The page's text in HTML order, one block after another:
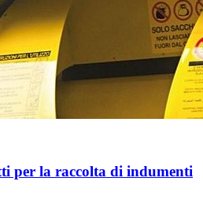
per la raccolta di indumenti